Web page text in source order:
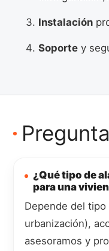
Instalación
Soporte y
¿Qué tipo de
para una
Depende del
urbanización),
asesoramos y